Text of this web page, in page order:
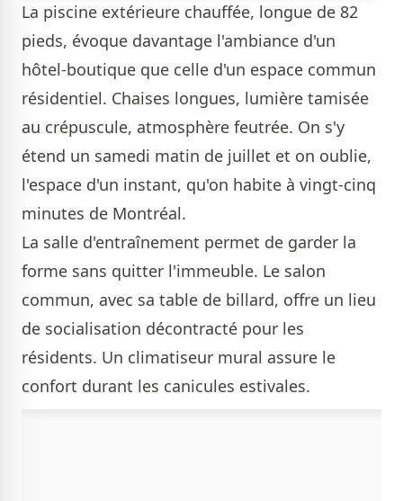
La piscine extérieure chauffée, longue de 82
pieds, évoque davantage l'ambiance d'un
hôtel-boutique que celle d'un espace commun
résidentiel. Chaises longues, lumière tamisée
au crépuscule, atmosphère feutrée. On s'y
étend un samedi matin de juillet et on oublie,
l'espace d'un instant, qu'on habite à vingt-cinq
minutes de Montréal.
La salle d'entraînement permet de garder la
forme sans quitter l'immeuble. Le salon
commun, avec sa table de billard, offre un lieu
de socialisation décontracté pour les
résidents. Un climatiseur mural assure le
confort durant les canicules estivales.